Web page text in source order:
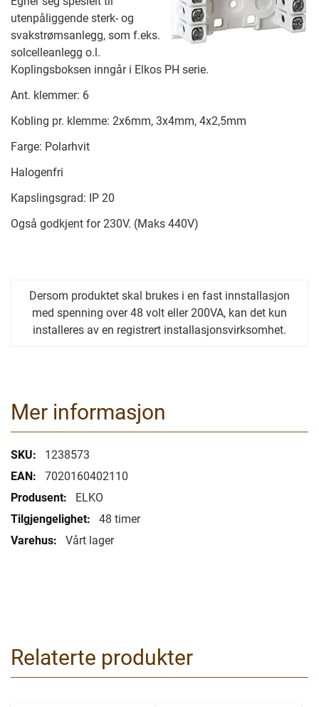
utenpåliggende sterk- og
svakstrømsanlegg, som f.eks.
solcelleanlegg o.l.
Koplingsboksen inngår i Elkos PH serie.
Ant. klemmer: 6
Kobling pr. klemme: 2x6mm, 3x4mm, 4x2,5mm
Farge: Polarhvit
Halogenfri
Kapslingsgrad: IP 20
Også godkjent for 230V. (Maks 440V)
Dersom produktet skal brukes i en fast innstallasjon
med spenning over 48 volt eller 200VA, kan det kun
installeres av en registrert installasjonsvirksomhet.
Mer informasjon
Mer
informasjon
1238573
7020160402110
ELKO
48 timer
Vårt lager
Relaterte produkter